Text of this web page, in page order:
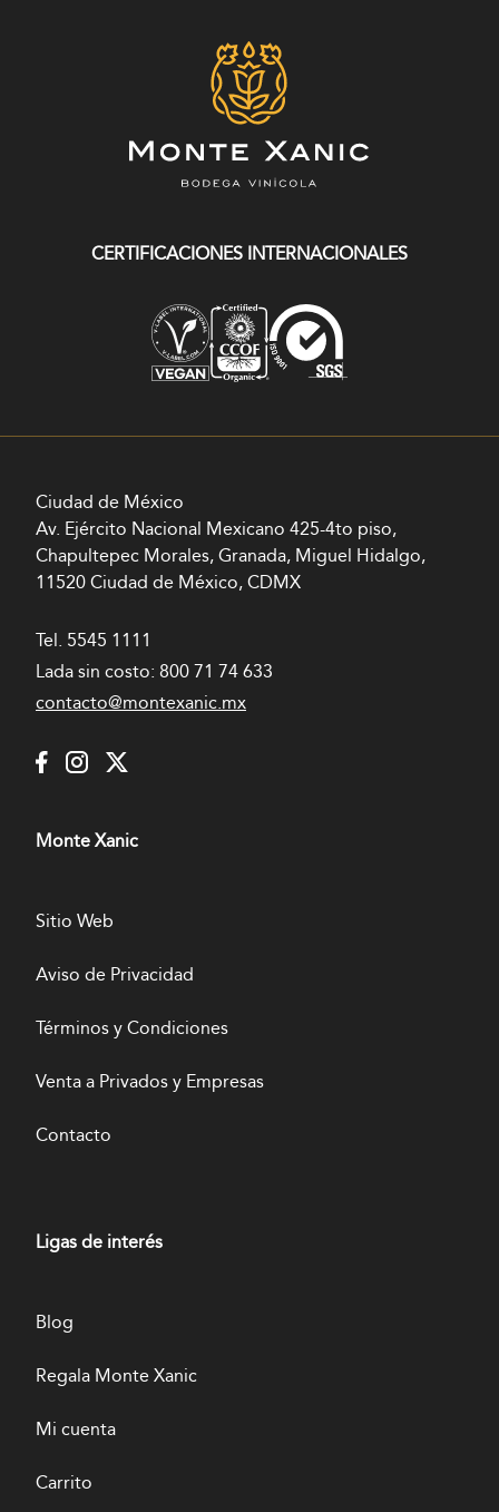
CERTIFICACIONES INTERNACIONALES
Ciudad de México
Av. Ejército Nacional Mexicano 425-4to piso,
Chapultepec Morales, Granada, Miguel Hidalgo,
11520 Ciudad de México, CDMX
Tel. 5545 1111
Lada sin costo: 800 71 74 633
contacto@montexanic.mx
Monte Xanic
Sitio Web
Aviso de Privacidad
Términos y Condiciones
Venta a Privados y Empresas
Contacto
Ligas de interés
Blog
Regala Monte Xanic
Mi cuenta
Carrito